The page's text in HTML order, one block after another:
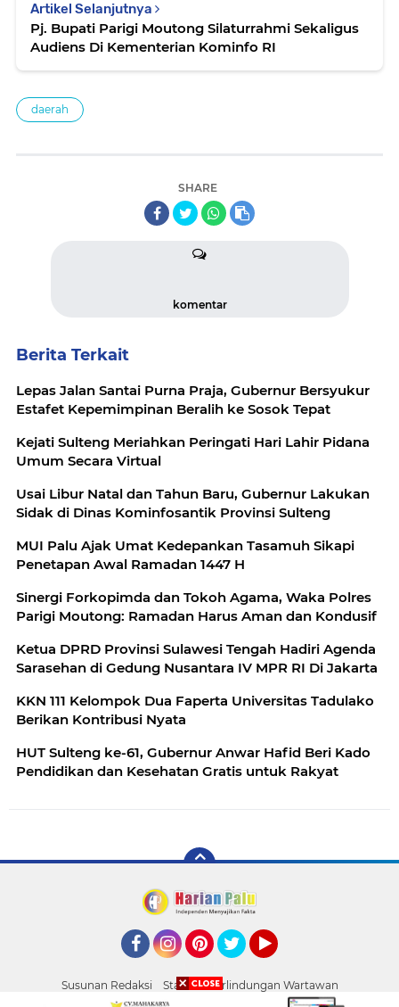
Artikel Selanjutnya
Pj. Bupati Parigi Moutong Silaturrahmi Sekaligus
Audiens Di Kementerian Kominfo RI
daerah
SHARE
komentar
Berita Terkait
Lepas Jalan Santai Purna Praja, Gubernur Bersyukur
Estafet Kepemimpinan Beralih ke Sosok Tepat
Kejati Sulteng Meriahkan Peringati Hari Lahir Pidana
Umum Secara Virtual
Usai Libur Natal dan Tahun Baru, Gubernur Lakukan
Sidak di Dinas Kominfosantik Provinsi Sulteng
MUI Palu Ajak Umat Kedepankan Tasamuh Sikapi
Penetapan Awal Ramadan 1447 H
Sinergi Forkopimda dan Tokoh Agama, Waka Polres
Parigi Moutong: Ramadan Harus Aman dan Kondusif
Ketua DPRD Provinsi Sulawesi Tengah Hadiri Agenda
Sarasehan di Gedung Nusantara IV MPR RI Di Jakarta
KKN 111 Kelompok Dua Faperta Universitas Tadulako
Berikan Kontribusi Nyata
HUT Sulteng ke-61, Gubernur Anwar Hafid Beri Kado
Pendidikan dan Kesehatan Gratis untuk Rakyat
Susunan Redaksi
Standar Perlindungan Wartawan
Pasang Iklan
Tentang Kami Pedoman Media Siber